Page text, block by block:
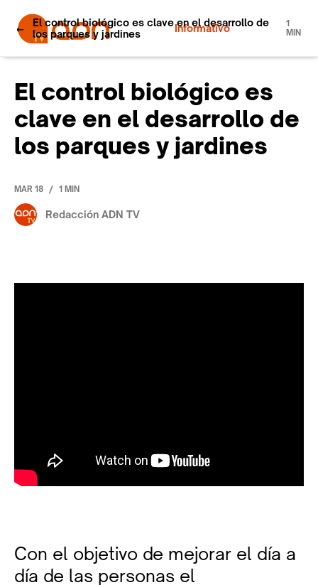
Informativo
El control biológico es clave en el desarrollo de
los parques y jardines
1
MIN
El control biológico es
clave en el desarrollo de
los parques y jardines
MAR 18 / 1 MIN
Redacción ADN TV
Con el objetivo de mejorar el día a
día de las personas el